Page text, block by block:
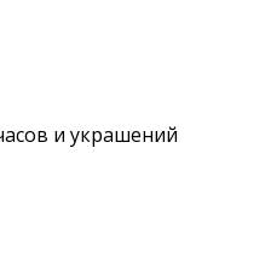
и украшений